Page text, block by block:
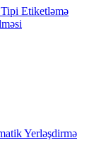
Etiketləmə
Yerləşdirmə